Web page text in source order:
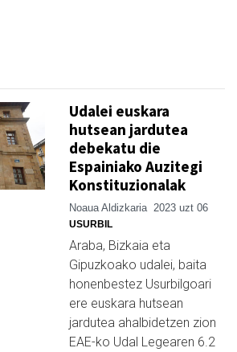
Udalei euskara
hutsean jardutea
debekatu die
Espainiako Auzitegi
Konstituzionalak
Noaua Aldizkaria 2023 uzt 06
USURBIL
Araba, Bizkaia eta
Gipuzkoako udalei, baita
honenbestez Usurbilgoari
ere euskara hutsean
jardutea ahalbidetzen zion
EAE-ko Udal Legearen 6.2